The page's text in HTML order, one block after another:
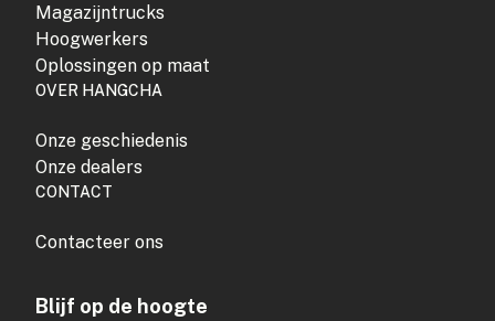
Magazijntrucks
Hoogwerkers
Oplossingen op maat
OVER HANGCHA
Onze geschiedenis
Onze dealers
CONTACT
Contacteer ons
Blijf op de hoogte